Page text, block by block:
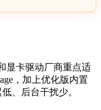
显卡驱动厂商重点适
，加上优化版内置
、后台干扰少。